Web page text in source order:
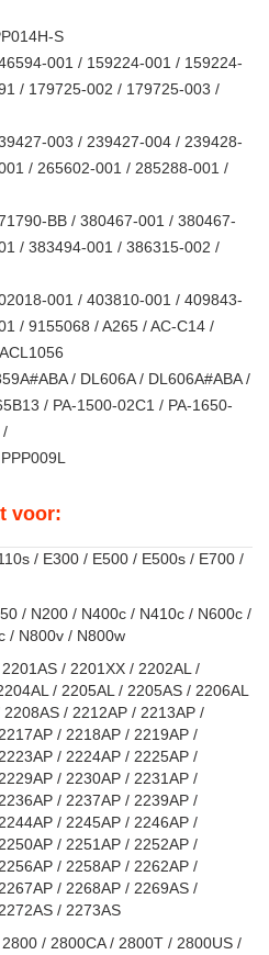
S
001 / 159224-001 / 159224-
/ 179725-002 / 179725-003 /
003 / 239427-004 / 239428-
/ 265602-001 / 285288-001 /
BB / 380467-001 / 380467-
/ 383494-001 / 386315-002 /
001 / 403810-001 / 409843-
/ 9155068 / A265 / AC-C14 /
/ DL606A / DL606A#ABA /
/ PA-1500-02C1 / PA-1650-
/
voor:
/ E300 / E500 / E500s / E700 /
/ N200 / N400c / N410c / N600c /
/ N800v / N800w
/ 2201XX / 2202AL /
/ 2205AL / 2205AS / 2206AL
/ 2212AP / 2213AP /
/ 2218AP / 2219AP /
/ 2224AP / 2225AP /
/ 2230AP / 2231AP /
/ 2237AP / 2239AP /
/ 2245AP / 2246AP /
/ 2251AP / 2252AP /
/ 2258AP / 2262AP /
/ 2268AP / 2269AS /
/ 2273AS
/ 2800CA / 2800T / 2800US /